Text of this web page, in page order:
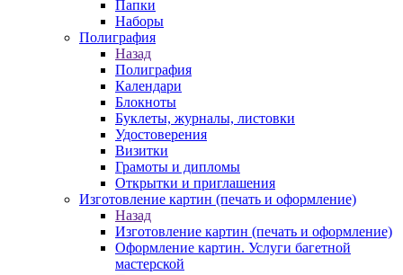
Папки
Наборы
Полиграфия
Назад
Полиграфия
Календари
Блокноты
Буклеты, журналы, листовки
Удостоверения
Визитки
Грамоты и дипломы
Открытки и приглашения
Изготовление картин (печать и оформление)
Назад
Изготовление картин (печать и оформление)
Оформление картин. Услуги багетной
мастерской